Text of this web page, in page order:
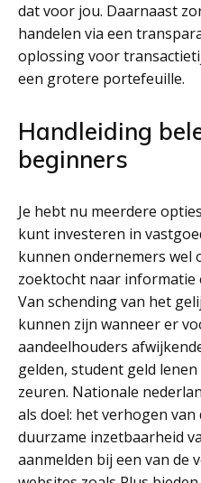
dat voor jou. Daarnaast
handelen via een
oplossing voor
een grotere portefeuille.
Handleiding
beginners
Je hebt nu meerdere
kunt investeren in
kunnen ondernemers wel
zoektocht naar informatie
Van schending van het
kunnen zijn wanneer er
aandeelhouders
gelden, student geld
zeuren. Nationale
als doel: het verhogen
duurzame inzetbaarheid
aanmelden bij een van de